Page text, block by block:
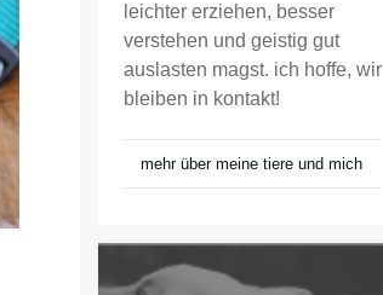
leichter erziehen, besser
verstehen und geistig gut
auslasten magst. ich hoffe, wir
bleiben in kontakt!
mehr über meine tiere und mich